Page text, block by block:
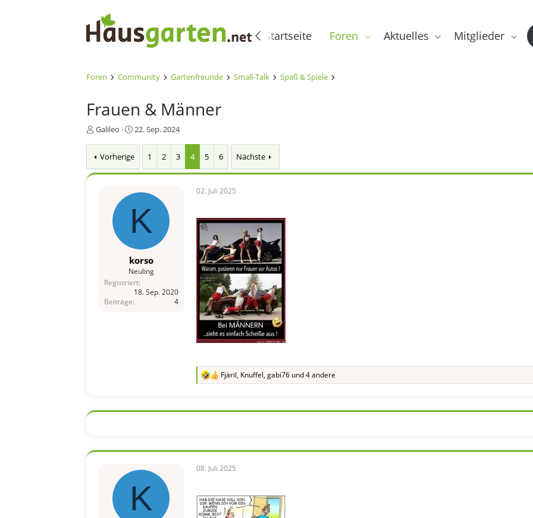
Startseite Foren Aktuelles Mitglieder
Foren Community Gartenfreunde Small-Talk Spaß & Spiele
Frauen & Männer
E
t
e
Galileo
E
t
e
l
m
22. Sep. 2024
Vorherige 1 2 3 4 5 6 Nächste
K
korso
Neuling
Registriert
18. Sep. 2020
Beiträge
4
02. Juli 2025
R
e
n
:
Fjäril, Knuffel, gabi76und 4 andere
K
08. Juli 2025